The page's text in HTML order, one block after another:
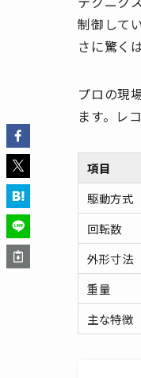
制御して
さに驚く
プロの現
ます。レ
項目
駆動方式
回転数
外形寸法
重量
主な特徴